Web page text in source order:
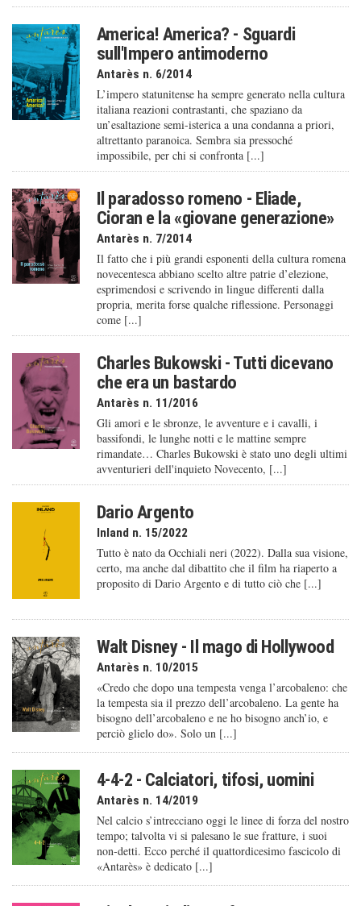
America! America? - Sguardi
sull'Impero antimoderno
Antarès n. 6/2014
L’impero statunitense ha sempre generato nella cultura
italiana reazioni contrastanti, che spaziano da
un’esaltazione semi-isterica a una condanna a priori,
altrettanto paranoica. Sembra sia pressoché
impossibile, per chi si confronta [...]
Il paradosso romeno - Eliade,
Cioran e la «giovane generazione»
Antarès n. 7/2014
Il fatto che i più grandi esponenti della cultura romena
novecentesca abbiano scelto altre patrie d’elezione,
esprimendosi e scrivendo in lingue differenti dalla
propria, merita forse qualche riflessione. Personaggi
come [...]
Charles Bukowski - Tutti dicevano
che era un bastardo
Antarès n. 11/2016
Gli amori e le sbronze, le avventure e i cavalli, i
bassifondi, le lunghe notti e le mattine sempre
rimandate… Charles Bukowski è stato uno degli ultimi
avventurieri dell'inquieto Novecento, [...]
Dario Argento
Inland n. 15/2022
Tutto è nato da Occhiali neri (2022). Dalla sua visione,
certo, ma anche dal dibattito che il film ha riaperto a
proposito di Dario Argento e di tutto ciò che [...]
Walt Disney - Il mago di Hollywood
Antarès n. 10/2015
«Credo che dopo una tempesta venga l’arcobaleno: che
la tempesta sia il prezzo dell’arcobaleno. La gente ha
bisogno dell’arcobaleno e ne ho bisogno anch’io, e
perciò glielo do». Solo un [...]
4-4-2 - Calciatori, tifosi, uomini
Antarès n. 14/2019
Nel calcio s’intrecciano oggi le linee di forza del nostro
tempo; talvolta vi si palesano le sue fratture, i suoi
non-detti. Ecco perché il quattordicesimo fascicolo di
«Antarès» è dedicato [...]